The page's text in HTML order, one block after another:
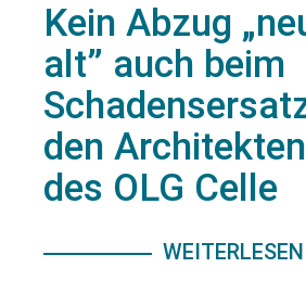
Kein Abzug
alt” auch beim
den
des OLG Celle
WEITERLESEN